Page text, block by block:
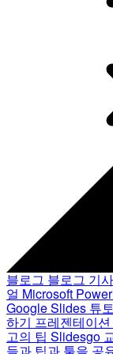
블로그 블로그 기
얼 Microsoft
Google Slides 튜
하기 프레젠테이션
고의 팁 Slidesgo